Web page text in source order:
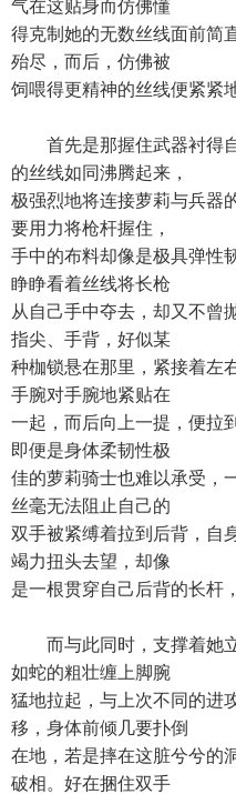
气在这贴身而仿佛懂
得克制她的无数丝线面前简
殆尽，而后，仿佛被
饲喂得更精神的丝线便紧紧
首先是那握住武器衬得自
的丝线如同沸腾起来，
极强烈地将连接萝莉与兵器
要用力将枪杆握住，
手中的布料却像是极具弹性
睁睁看着丝线将长枪
从自己手中夺去，却又不曾
指尖、手背，好似某
种枷锁悬在那里，紧接着左
手腕对手腕地紧贴在
一起，而后向上一提，便拉
即便是身体柔韧性极
佳的萝莉骑士也难以承受，
丝毫无法阻止自己的
双手被紧缚着拉到后背，自
竭力扭头去望，却像
是一根贯穿自己后背的长
而与此同时，支撑着她立
如蛇的粗壮缠上脚腕
猛地拉起，与上次不同的进
移，身体前倾几要扑倒
在地，若是摔在这脏兮兮的
破相。好在捆住双手